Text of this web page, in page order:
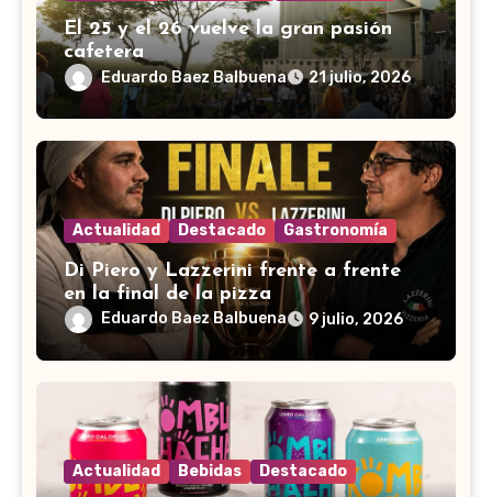
El 25 y el 26 vuelve la gran pasión
cafetera
Eduardo Baez Balbuena 21 julio, 2026
Actualidad Destacado Gastronomía
Di Piero y Lazzerini frente a frente
en la final de la pizza
Eduardo Baez Balbuena 9 julio, 2026
Actualidad Bebidas Destacado